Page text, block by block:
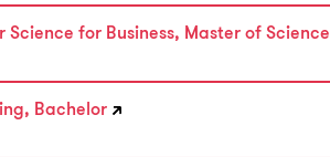
for Business, Master of Science
Bachelor